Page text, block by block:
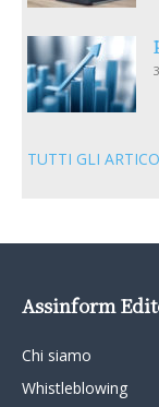
TUTTI GLI
Assinform
Chi siamo
Whistleblowing